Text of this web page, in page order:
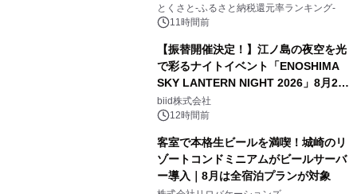
とくさと-ふるさと納税還元率ランキング-
11時間前
【振替開催決定！】江ノ島の夜空を光
で彩るナイトイベント「ENOSHIMA
SKY LANTERN NIGHT 2026」8月22
日(土)振替開催＆受付スタート！
biid株式会社
12時間前
客室で本格生ビールを満喫！城崎のリ
ゾートコンドミニアムがビールサーバ
ー導入｜8月は全宿泊プランが対象